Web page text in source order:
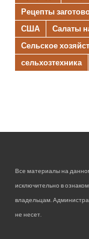
Рецепты
США
Салаты
Сельское
сельхозтехника
Все материалы на
исключительно в
владельцам.
не несет.